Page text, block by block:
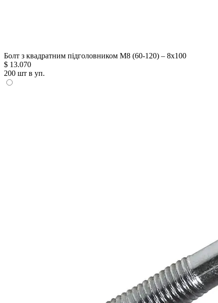
Болт з квадратним підголовником М8 (60-120) – 8х100
$ 13.070
200 шт в уп.